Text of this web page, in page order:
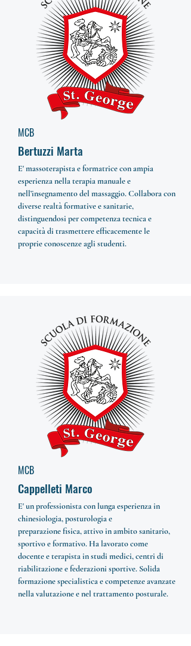
MCB
Bertuzzi Marta
E' massoterapista e formatrice con ampia
esperienza nella terapia manuale e
nell’insegnamento del massaggio. Collabora con
diverse realtà formative e sanitarie,
distinguendosi per competenza tecnica e
capacità di trasmettere efficacemente le
proprie conoscenze agli studenti.
MCB
Cappelleti Marco
E' un professionista con lunga esperienza in
chinesiologia, posturologia e
preparazione fisica, attivo in ambito sanitario,
sportivo e formativo. Ha lavorato come
docente e terapista in studi medici, centri di
riabilitazione e federazioni sportive. Solida
formazione specialistica e competenze avanzate
nella valutazione e nel trattamento posturale.